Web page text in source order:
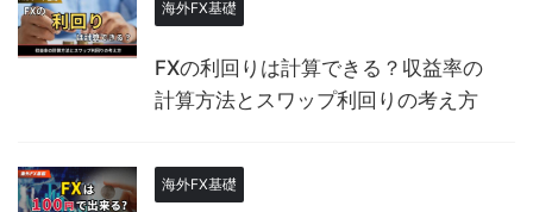
海外FX基礎
FXの利回りは計算できる？収益率の
計算方法とスワップ利回りの考え方
海外FX基礎